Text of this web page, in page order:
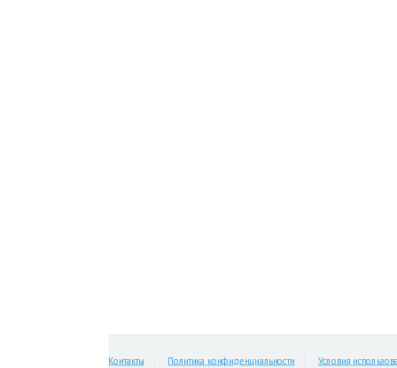
Контакты Политика конфиденциальности Условия